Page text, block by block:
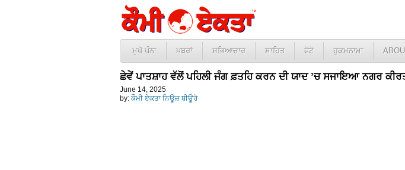
ਮੁਖੱ ਪੰਨਾ ਖ਼ਬਰਾਂ ਸਭਿਆਚਾਰ ਸਾਹਿਤ ਫੋਟੋ ਹੁਕਮਨਾਮਾ
ਛੇਵੇਂ ਪਾਤਸ਼ਾਹ ਵੱਲੋਂ ਪਹਿਲੀ ਜੰਗ ਫ਼ਤਹਿ ਕਰਨ ਦੀ ਯਾਦ ’ਚ ਸਜਾਇਆ ਨਗਰ
June 14, 2025
by: ਕੌਮੀ ਏਕਤਾ ਨਿਊਜ਼ ਬੀਊਰੋ